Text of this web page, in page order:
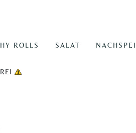
ROLLS SALAT